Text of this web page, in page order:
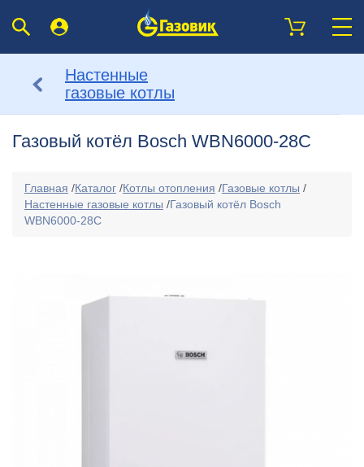
Настенные
газовые котлы
Газовый котёл Bosch WBN6000-28C
Главная /Каталог /Котлы отопления /Газовые котлы /
Настенные газовые котлы /Газовый котёл Bosch
WBN6000-28C